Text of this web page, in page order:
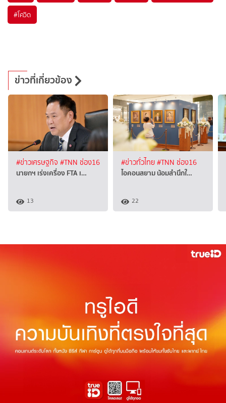
#โควิด
ข่าวที่เกี่ยวข้อง
#ข่าวเศรษฐกิจ #TNN ช่อง16
นายกฯ เร่งเครื่อง FTA เ…
13
#ข่าวทั่วไทย#TNN ช่อง16
ไอคอนสยาม น้อมสำนึกใ…
22